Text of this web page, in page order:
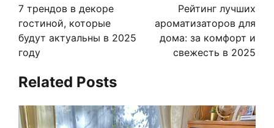
по
записям
7 трендов в декоре
гостиной, которые
будут актуальны в 2025
году
Рейтинг лучших
ароматизаторов для
дома: за комфорт и
свежесть в 2025
Related Posts